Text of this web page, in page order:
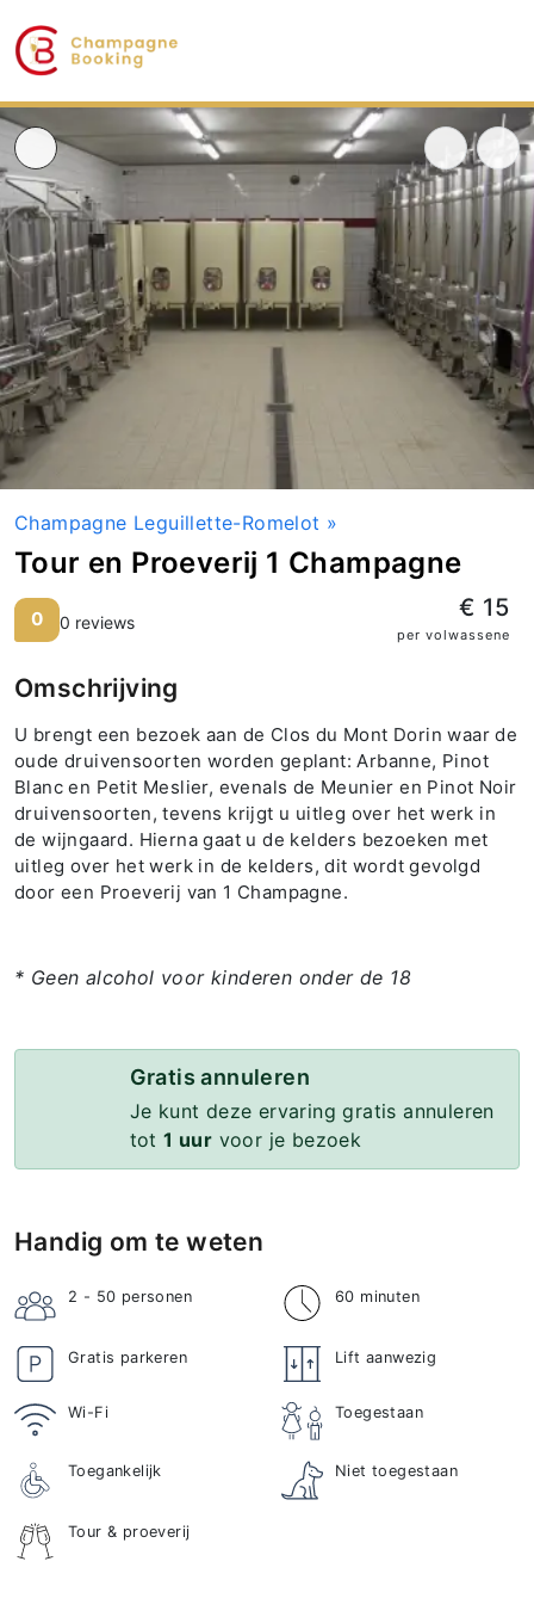
Champagne Leguillette-Romelot »
Tour en Proeverij 1 Champagne
0 0 reviews € 15
per volwassene
Omschrijving
U brengt een bezoek aan de Clos du Mont Dorin waar de
oude druivensoorten worden geplant: Arbanne, Pinot
Blanc en Petit Meslier, evenals de Meunier en Pinot Noir
druivensoorten, tevens krijgt u uitleg over het werk in
de wijngaard. Hierna gaat u de kelders bezoeken met
uitleg over het werk in de kelders, dit wordt gevolgd
door een Proeverij van 1 Champagne.
* Geen alcohol voor kinderen onder de 18
Gratis annuleren
Je kunt deze ervaring gratis annuleren
tot1 uur voor je bezoek
Handig om te weten
2 - 50 personen 60 minuten
Gratis parkeren Lift aanwezig
Wi-Fi Toegestaan
Toegankelijk Niet toegestaan
Tour & proeverij